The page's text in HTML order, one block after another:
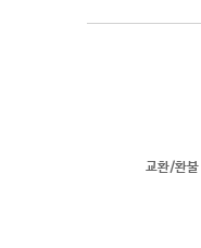
교환/환불